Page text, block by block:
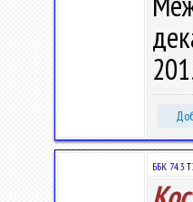
ББК 74.3